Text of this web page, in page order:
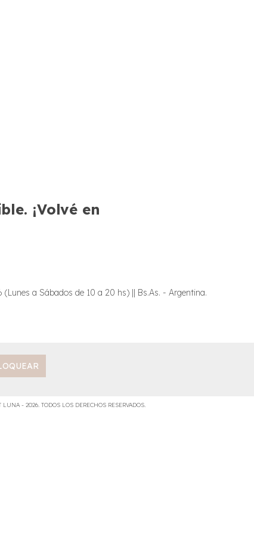
¡Volvé en
a Sábados de 10 a 20 hs) || Bs.As. - Argentina.
LUNA - 2026. TODOS LOS DERECHOS RESERVADOS.